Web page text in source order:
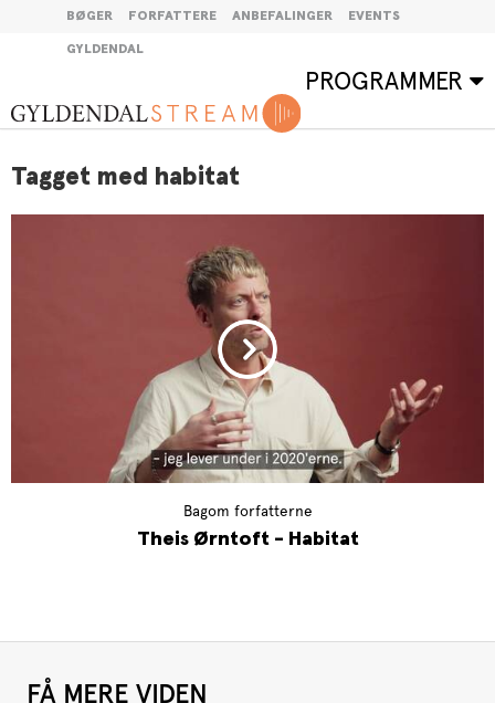
BØGER FORFATTERE ANBEFALINGER EVENTS
GYLDENDAL
PROGRAMMER
Tagget med habitat
Bagom forfatterne
Theis Ørntoft - Habitat
FÅ MERE VIDEN